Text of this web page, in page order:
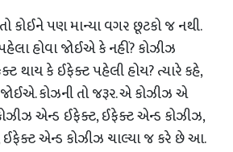
પણ માન્યા વગર છૂટકો જ નથી.
હોવા જોઈએ કે નહીં? કોઝીઝ
થાય કે ઈફેક્ટ પહેલી હોય? ત્યારે કહે,
કોઝની તો જરૂર. એ કોઝીઝ એ
એન્ડ ઈફેક્ટ, ઈફેક્ટ એન્ડ કોઝીઝ,
એન્ડ કોઝીઝ ચાલ્યા જ કરે છે આ.